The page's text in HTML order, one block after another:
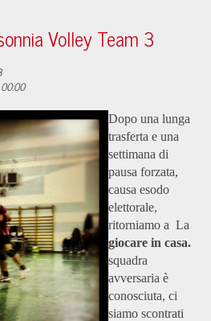
Volley Team 3
Dopo una lunga
trasferta e una
settimana di
pausa forzata,
causa esodo
elettorale,
ritorniamo a
giocare in casa.
La
squadra
avversaria è
conosciuta, ci
siamo scontrati